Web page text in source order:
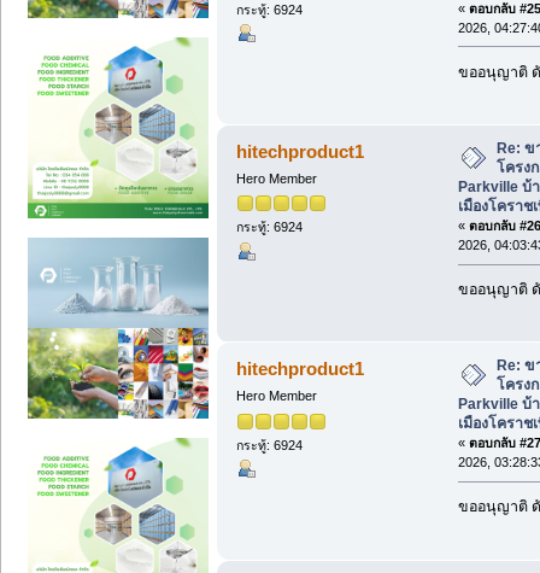
กระทู้: 6924 « ตอบกลับ
2026,
ขออนุญาติ
hitechproduct1
Hero Member
กระทู้: 6924
Re: ข
โครง
Parkville บ้
เมืองโคราช
« ตอบกลับ
2026,
ขออนุญาติ
hitechproduct1
Hero Member
กระทู้: 6924
Re: ข
โครง
Parkville บ้
เมืองโคราช
« ตอบกลับ
2026,
ขออนุญาติ